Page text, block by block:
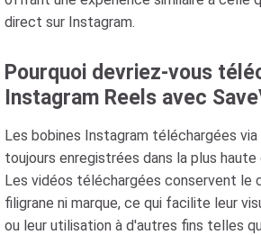
direct sur Instagram.
Pourquoi devriez-vous
Instagram Reels avec
Les bobines Instagram téléchargées
toujours enregistrées dans la plus
Les vidéos téléchargées conservent le
filigrane ni marque, ce qui facilite leur
ou leur utilisation à d'autres fins telles